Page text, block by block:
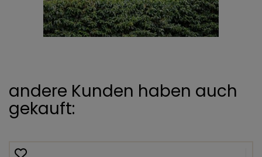
andere Kunden haben auch
gekauft: